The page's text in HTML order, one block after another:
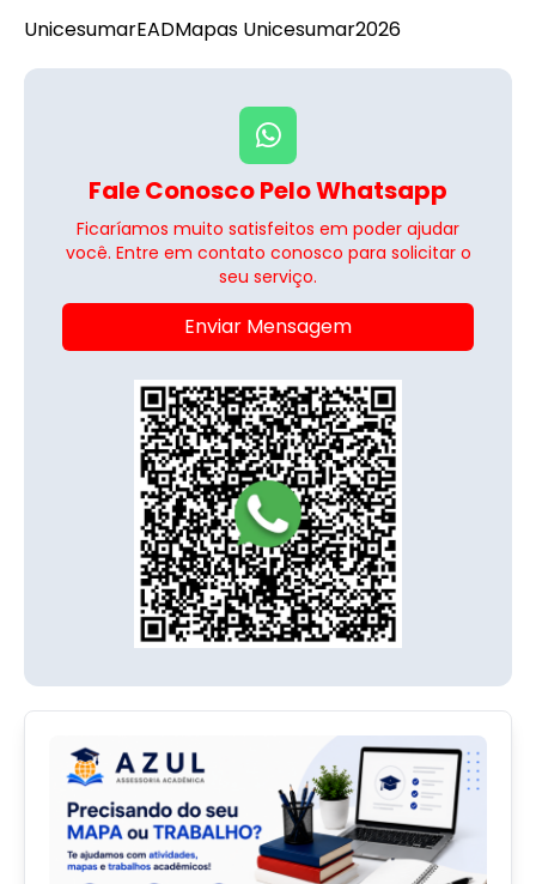
UnicesumarEADMapas Unicesumar2026
Fale Conosco Pelo Whatsapp
Ficaríamos muito satisfeitos em poder ajudar
você. Entre em contato conosco para solicitar o
seu serviço.
Enviar Mensagem